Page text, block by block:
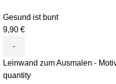
Gesund ist bunt
9,90 €
Leinwand zum Ausmalen -
quantity